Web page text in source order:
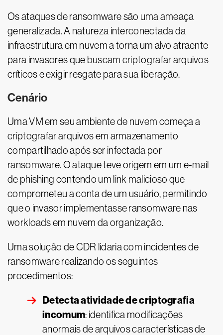
Os ataques de ransomware são uma ameaça
generalizada. A natureza interconectada da
infraestrutura em nuvem a torna um alvo atraente
para invasores que buscam criptografar arquivos
críticos e exigir resgate para sua liberação.
Cenário
Uma VM em seu ambiente de nuvem começa a
criptografar arquivos em armazenamento
compartilhado após ser infectada por
ransomware. O ataque teve origem em um e-mail
de phishing contendo um link malicioso que
comprometeu a conta de um usuário, permitindo
que o invasor implementasse ransomware nas
workloads em nuvem da organização.
Uma solução de CDR lidaria com incidentes de
ransomware realizando os seguintes
procedimentos:
Detecta atividade de criptografia
incomum: identifica modificações
anormais de arquivos características de